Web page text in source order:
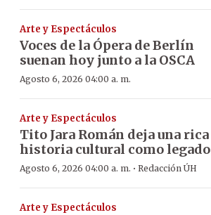
Arte y Espectáculos
Voces de la Ópera de Berlín
suenan hoy junto a la OSCA
Agosto 6, 2026 04:00 a. m.
Arte y Espectáculos
Tito Jara Román deja una rica
historia cultural como legado
Agosto 6, 2026 04:00 a. m. · Redacción ÚH
Arte y Espectáculos